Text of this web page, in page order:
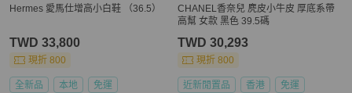
Hermes 愛馬仕增高小白鞋 （36.5）
TWD 33,800
現折 800
全新品 本地 免運
CHANEL香奈兒 麂皮小牛皮 厚底系帶
高幫 女款 黑色 39.5碼
TWD 30,293
現折 800
近新閒置品 香港 免運